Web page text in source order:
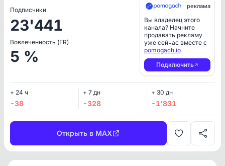
Подписчики
23'441
Вовлеченность (ER)
5 %
реклама
Вы владелец этого
канала? Начните
продавать рекламу
уже сейчас вместе с
pomogach.io
Подключить
+ 24 ч
-38
+ 7 дн
-328
+ 30 дн
-1'831
Открыть в MAX